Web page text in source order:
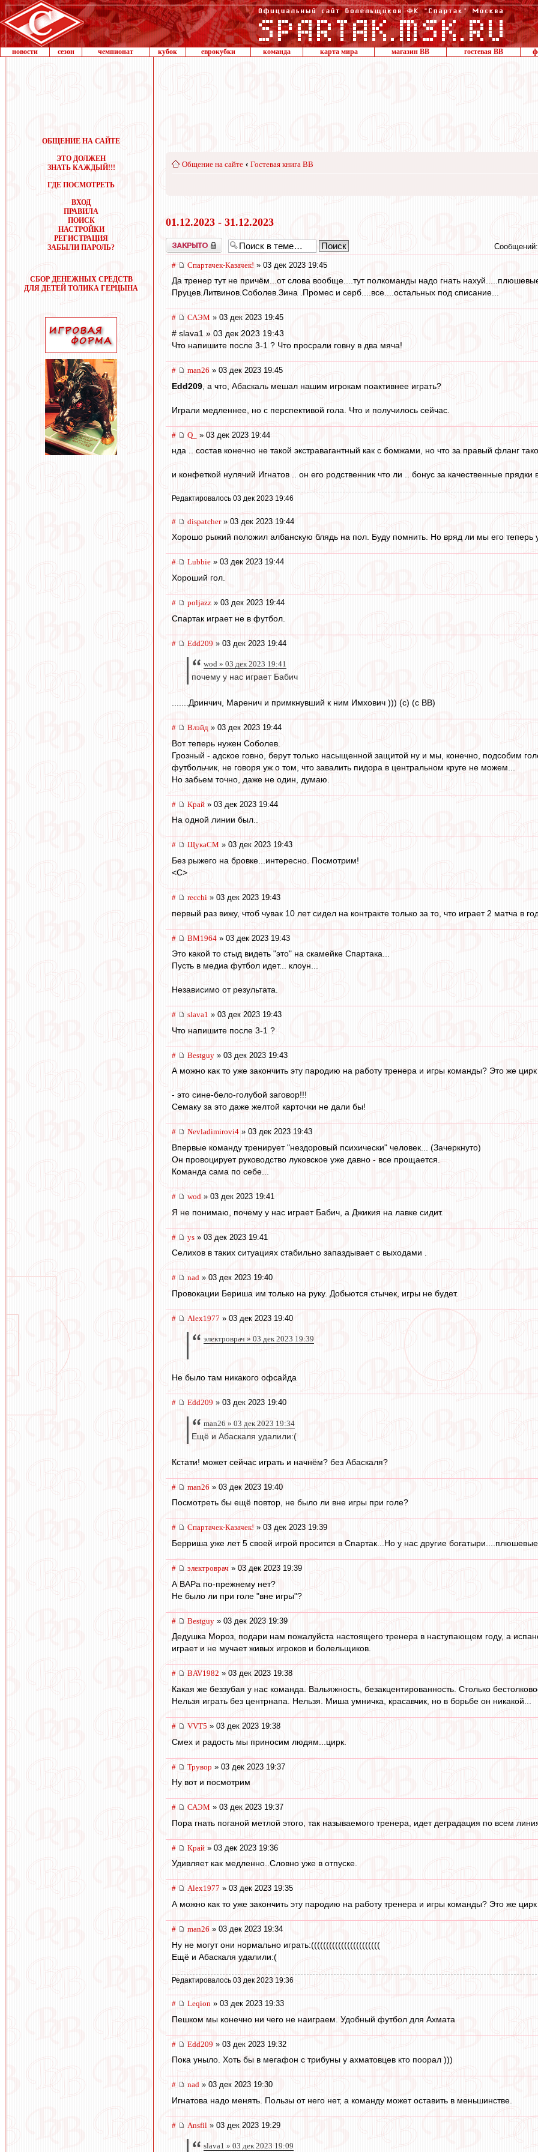
новости сезон чемпионат кубок еврокубки команда карта мира магазин ВВ гостевая ВВ
ОБЩЕНИЕ НА САЙТЕ
ЭТО ДОЛЖЕН
ЗНАТЬ КАЖДЫЙ!!!
ГДЕ ПОСМОТРЕТЬ
ВХОД
ПРАВИЛА
ПОИСК
НАСТРОЙКИ
РЕГИСТРАЦИЯ
ЗАБЫЛИ ПАРОЛЬ?
СБОР ДЕНЕЖНЫХ СРЕДСТВ
ДЛЯ ДЕТЕЙ ТОЛИКА ГЕРЦЫНА
Общение на сайте ‹ Гостевая книга ВВ
01.12.2023 - 31.12.2023
Закрыто
# Спартачек-Казачек! » 03 дек 2023 19:45
Да тренер тут не причём...от слова вообще....тут полкоманды надо гнать
Пруцев.Литвинов.Соболев.Зина .Промес и серб....все....остальных под списание...
# САЭМ » 03 дек 2023 19:45
# slava1 » 03 дек 2023 19:43
Что напишите после 3-1 ? Что просрали говну в два мяча!
# man26 » 03 дек 2023 19:45
Edd209 , а что, Абаскаль мешал нашим игрокам поактивнее играть?
Играли медленнее, но с перспективой гола. Что и получилось сейчас.
# Q_ » 03 дек 2023 19:44
нда .. состав конечно не такой экстравагантный как с бомжами, но что за правый фланг
и конфеткой нулячий Игнатов .. он его родственник что ли .. бонус за качественные прядки
Редактировалось 03 дек 2023 19:46
# dispatcher» 03 дек 2023 19:44
Хорошо рыжий положил албанскую блядь на пол. Буду помнить. Но вряд ли мы его теперь
# Lubbie » 03 дек 2023 19:44
Хороший гол.
# poljazz » 03 дек 2023 19:44
Спартак играет не в футбол.
# Edd209 » 03 дек 2023 19:44
wod » 03 дек 2023 19:41
почему у нас играет Бабич
.......Дринчич, Маренич и примкнувший к ним Имхович ))) (с) (с ВВ)
# Влэйд » 03 дек 2023 19:44
Вот теперь нужен Соболев.
Грозный - адское говно, берут только насыщенной защитой ну и мы, конечно, подсобим
футбольчик, не говоря уж о том, что завалить пидора в центральном круге не можем...
Но забьем точно, даже не один, думаю.
# Край » 03 дек 2023 19:44
На одной линии был..
# ЩукаСМ » 03 дек 2023 19:43
Без рыжего на бровке...интересно. Посмотрим!
<C>
# recchi » 03 дек 2023 19:43
первый раз вижу, чтоб чувак 10 лет сидел на контракте только за то, что играет 2 матча в
# BM1964 » 03 дек 2023 19:43
Это какой то стыд видеть "это" на скамейке Спартака...
Пусть в медиа футбол идет... клоун...
Независимо от результата.
# slava1 » 03 дек 2023 19:43
Что напишите после 3-1 ?
# Bestguy » 03 дек 2023 19:43
А можно как то уже закончить эту пародию на работу тренера и игры команды? Это же
- это сине-бело-голубой заговор!!!
Семаку за это даже желтой карточки не дали бы!
# Nevladimirovi4 » 03 дек 2023 19:43
Впервые команду тренирует "нездоровый психически" человек... (Зачеркнуто)
Он провоцирует руководство луковское уже давно - все прощается.
Команда сама по себе...
# wod » 03 дек 2023 19:41
Я не понимаю, почему у нас играет Бабич, а Джикия на лавке сидит.
# ys » 03 дек 2023 19:41
Селихов в таких ситуациях стабильно запаздывает с выходами .
# nad » 03 дек 2023 19:40
Провокации Бериша им только на руку. Добьются стычек, игры не будет.
# Alex1977 » 03 дек 2023 19:40
электроврач » 03 дек 2023 19:39
Не было там никакого офсайда
# Edd209 » 03 дек 2023 19:40
man26 » 03 дек 2023 19:34
Ещё и Абаскаля удалили:(
Кстати! может сейчас играть и начнём? без Абаскаля?
# man26 » 03 дек 2023 19:40
Посмотреть бы ещё повтор, не было ли вне игры при голе?
# Спартачек-Казачек! » 03 дек 2023 19:39
Берриша уже лет 5 своей игрой просится в Спартак...Но у нас другие
# электроврач » 03 дек 2023 19:39
А ВАРа по-прежнему нет?
Не было ли при голе "вне игры"?
# Bestguy » 03 дек 2023 19:39
Дедушка Мороз, подари нам пожалуйста настоящего тренера в наступающем году, а
играет и не мучает живых игроков и болельщиков.
# BAV1982 » 03 дек 2023 19:38
Какая же беззубая у нас команда. Вальяжность, безакцентированность. Столько
Нельзя играть без центрнапа. Нельзя. Миша умничка, красавчик, но в борьбе он никакой...
# VVT5 » 03 дек 2023 19:38
Смех и радость мы приносим людям...цирк.
# Трувор » 03 дек 2023 19:37
Ну вот и посмотрим
# САЭМ » 03 дек 2023 19:37
Пора гнать поганой метлой этого, так называемого тренера, идет деградация по всем
# Край » 03 дек 2023 19:36
Удивляет как медленно..Словно уже в отпуске.
# Alex1977 » 03 дек 2023 19:35
А можно как то уже закончить эту пародию на работу тренера и игры команды? Это же
# man26 » 03 дек 2023 19:34
Ну не могут они нормально играть:(((((((((((((((((((((((
Ещё и Абаскаля удалили:(
Редактировалось 03 дек 2023 19:36
# Leqion » 03 дек 2023 19:33
Пешком мы конечно ни чего не наиграем. Удобный футбол для Ахмата
# Edd209 » 03 дек 2023 19:32
Пока уныло. Хоть бы в мегафон с трибуны у ахматовцев кто поорал )))
# nad » 03 дек 2023 19:30
Игнатова надо менять. Пользы от него нет, а команду может оставить в меньшинстве.
# Ansfil » 03 дек 2023 19:29
slava1 » 03 дек 2023 19:09